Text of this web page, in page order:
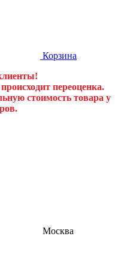
Корзина
переоценка.
стоимость товара у
Москва